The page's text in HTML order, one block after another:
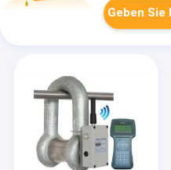
Geben